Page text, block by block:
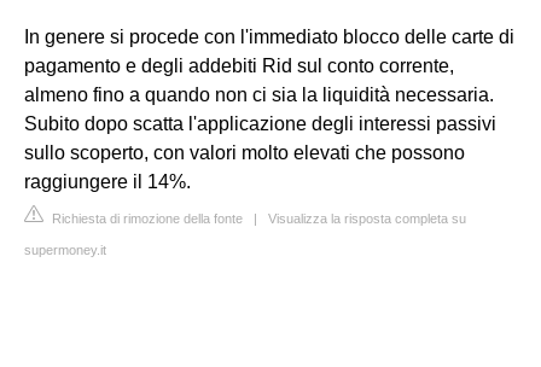
In genere si procede con l'immediato blocco delle carte di
pagamento e degli addebiti Rid sul conto corrente,
almeno fino a quando non ci sia la liquidità necessaria.
Subito dopo scatta l'applicazione degli interessi passivi
sullo scoperto, con valori molto elevati che possono
raggiungere il 14%.
Richiesta di rimozione della fonte | Visualizza la risposta completa su
supermoney.it